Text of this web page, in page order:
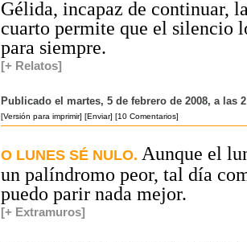
Gélida, incapaz de continuar,
cuarto permite que el silencio
para siempre.
[+ Relatos]
Publicado el martes, 5 de febrero de 2008, a las
[Versión para imprimir] [Enviar] [10 Comentarios]
O LUNES SÉ NULO. Aunque el
un palíndromo peor, tal día
puedo parir nada mejor.
[+ Extramuros]